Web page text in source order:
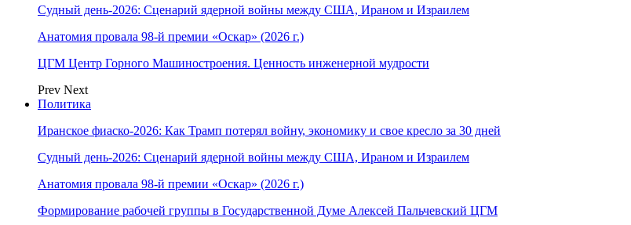
Судный день-2026: Сценарий ядерной войны между США, Ираном и Израилем
Анатомия провала 98-й премии «Оскар» (2026 г.)
ЦГМ Центр Горного Машиностроения. Ценность инженерной мудрости
Prev Next
Политика
Иранское фиаско-2026: Как Трамп потерял войну, экономику и свое кресло за 30 дней
Судный день-2026: Сценарий ядерной войны между США, Ираном и Израилем
Анатомия провала 98-й премии «Оскар» (2026 г.)
Формирование рабочей группы в Государственной Думе Алексей Пальчевский ЦГМ